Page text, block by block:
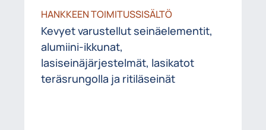
HANKKEEN TOIMITUSSISÄLTÖ
Kevyet varustellut seinäelementit,
alumiini-ikkunat​,
lasiseinäjärjestelmät, lasikatot
teräsrungolla​ ja ritiläseinät